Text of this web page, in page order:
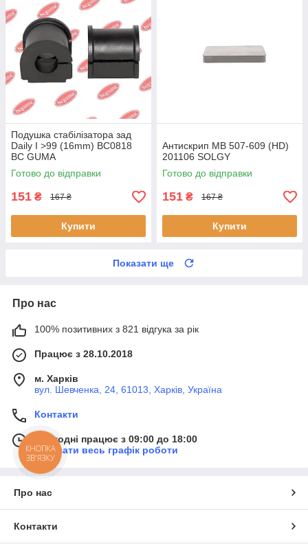
Подушка стабілізатора зад
Daily I >99 (16mm) BC0818
BC GUMA
Готово до відправки
151 ₴ 167 ₴
Купити
Антискрип MB 507-609 (HD)
201106 SOLGY
Готово до відправки
151 ₴ 167 ₴
Купити
Показати ще
Про нас
100% позитивних з 821 відгука за рік
Працює з 28.10.2018
м. Харків
вул. Шевченка, 24, 61013, Харків, Україна
Контакти
Сьогодні працює з 09:00 до 18:00
Показати весь графік роботи
Про нас
Контакти
КНОПКА
ЗВ'ЯЗКУ